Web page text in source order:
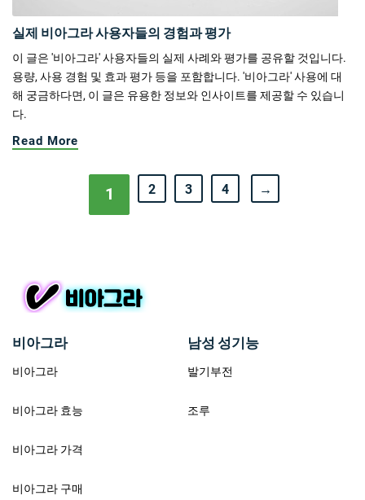
실제 비아그라 사용자들의 경험과 평가
이 글은 '비아그라' 사용자들의 실제 사례와 평가를 공유할 것입니다.
용량, 사용 경험 및 효과 평가 등을 포함합니다. '비아그라' 사용에 대
해 궁금하다면, 이 글은 유용한 정보와 인사이트를 제공할 수 있습니
다.
Read More
1 2 3 4 →
비아그라
비아그라
비아그라 효능
비아그라 가격
비아그라 구매
남성 성기능
발기부전
조루